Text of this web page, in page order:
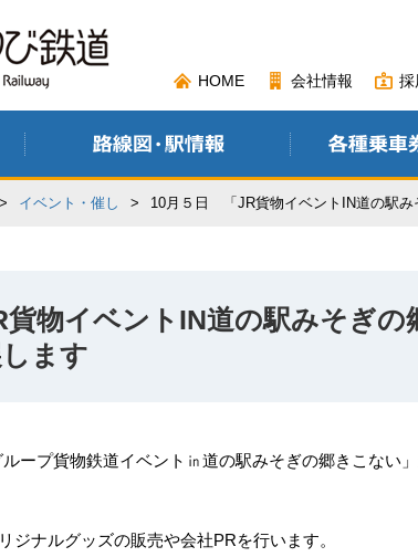
HOME 会社情報 採
> イベント・催し > 10月５日 「JR貨物イベントIN道の駅み
物イベントIN道の駅みそぎの
ます
ープ貨物鉄道イベント㏌道の駅みそぎの郷きこない
ジナルグッズの販売や会社PRを行います。